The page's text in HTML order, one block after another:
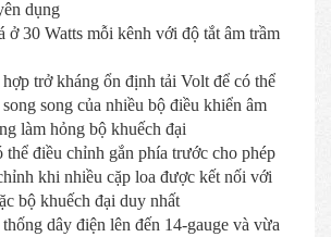
dụng
ở 30 Watts mỗi kênh với độ tắt âm trầm
trở kháng ổn định tải Volt để có thể
song của nhiều bộ điều khiển âm
làm hỏng bộ khuếch đại
thể điều chỉnh gắn phía trước cho phép
khi nhiều cặp loa được kết nối với
bộ khuếch đại duy nhất
dây điện lên đến 14-gauge và vừa